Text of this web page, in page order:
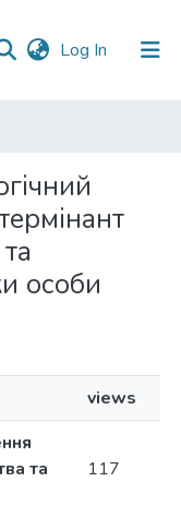
Log In (current)
особи
views
та
117